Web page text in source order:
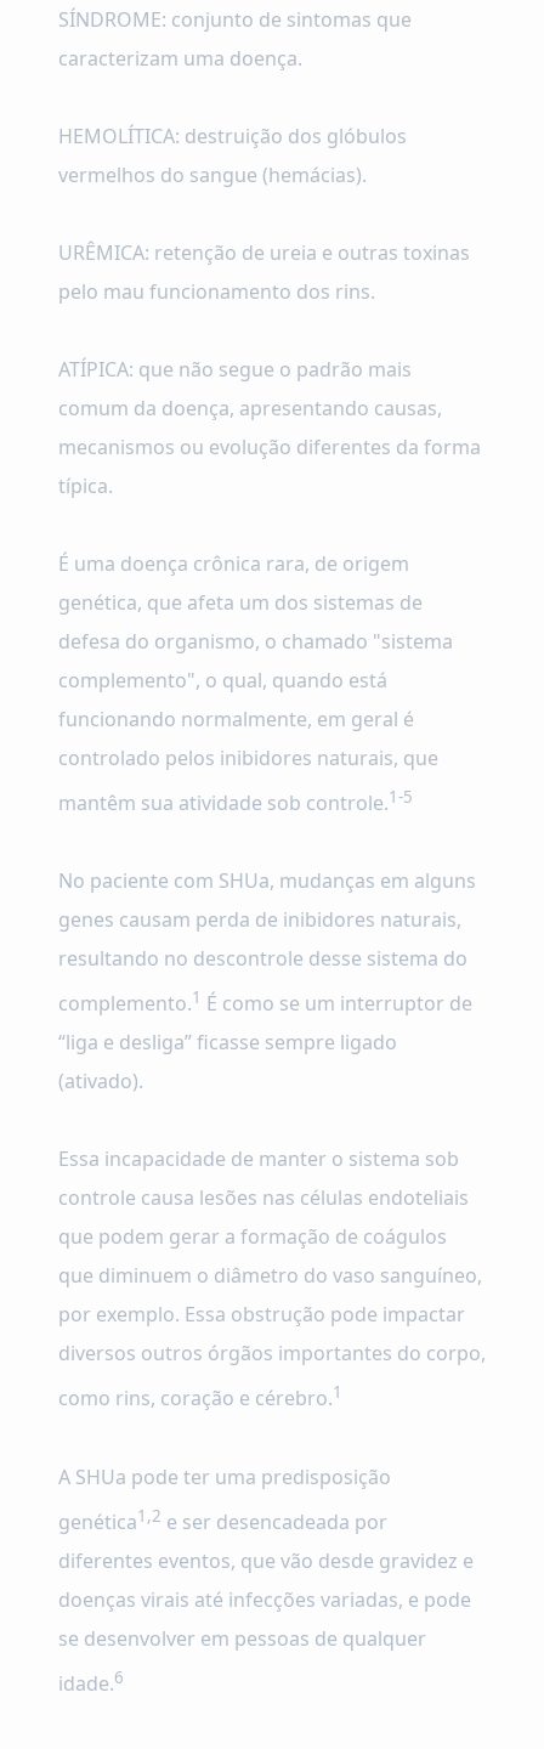
SÍNDROME: conjunto de sintomas que
caracterizam uma doença.
HEMOLÍTICA: destruição dos glóbulos
vermelhos do sangue (hemácias).
URÊMICA: retenção de ureia e outras toxinas
pelo mau funcionamento dos rins.
ATÍPICA: que não segue o padrão mais
comum da doença, apresentando causas,
mecanismos ou evolução diferentes da forma
típica.
É uma doença crônica rara, de origem
genética, que afeta um dos sistemas de
defesa do organismo, o chamado "sistema
complemento", o qual, quando está
funcionando normalmente, em geral é
controlado pelos inibidores naturais, que
mantêm sua atividade sob controle.1-5
No paciente com SHUa, mudanças em alguns
genes causam perda de inibidores naturais,
resultando no descontrole desse sistema do
complemento.1 É como se um interruptor de
“liga e desliga” ficasse sempre ligado
(ativado).
Essa incapacidade de manter o sistema sob
controle causa lesões nas células endoteliais
que podem gerar a formação de coágulos
que diminuem o diâmetro do vaso sanguíneo,
por exemplo. Essa obstrução pode impactar
diversos outros órgãos importantes do corpo,
como rins, coração e cérebro.1
A SHUa pode ter uma predisposição
genética1,2 e ser desencadeada por
diferentes eventos, que vão desde gravidez e
doenças virais até infecções variadas, e pode
se desenvolver em pessoas de qualquer
idade.6